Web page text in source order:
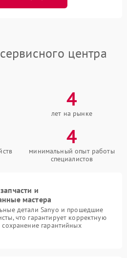
центра
4
лет на рынке
4
минимальный опыт работы
специалистов
и
мастера
детали Sanyo и прошедшие
что гарантирует корректную
гарантийных